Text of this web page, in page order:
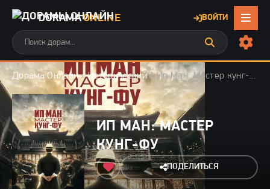
DORAMAONLINE ВОЙТИ
Дорама Онлайн»Исторический» Ип Ман: Мастер кунг-фу
ИП МАН: МАСТЕР
КУНГ-ФУ
ПОДЕЛИТЬСЯ